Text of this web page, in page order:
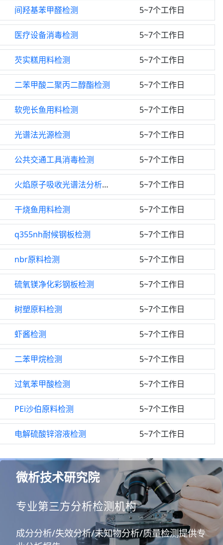
间羟基苯甲醛检测 5~7个工作日
医疗设备消毒检测 5~7个工作日
芡实糕用料检测 5~7个工作日
二苯甲酸二聚丙二醇酯检测 5~7个工作日
软兜长鱼用料检测 5~7个工作日
光谱法光源检测 5~7个工作日
公共交通工具消毒检测 5~7个工作日
火焰原子吸收光谱法分析检测 5~7个工作日
干烧鱼用料检测 5~7个工作日
q355nh耐候钢板检测 5~7个工作日
nbr原料检测 5~7个工作日
硫氧镁净化彩钢板检测 5~7个工作日
树塑原料检测 5~7个工作日
虾酱检测 5~7个工作日
二苯甲烷检测 5~7个工作日
过氧苯甲酸检测 5~7个工作日
PEi沙伯原料检测 5~7个工作日
电解硫酸锌溶液检测 5~7个工作日
微析技术研究院
专业第三方分析检测机构
成分分析/失效分析/未知物分析/质量检测提供专